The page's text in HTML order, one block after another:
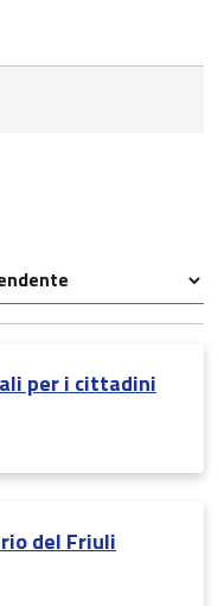
per i cittadini
del Friuli